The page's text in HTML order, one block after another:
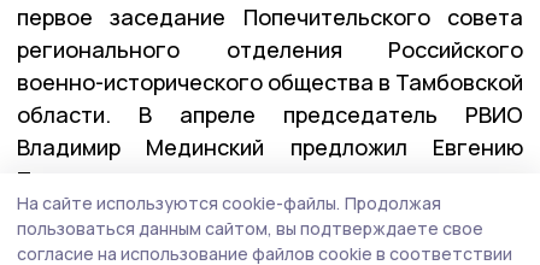
первое заседание Попечительского совета
регионального отделения Российского
военно-исторического общества в Тамбовской
области. В апреле председатель РВИО
Владимир Мединский предложил Евгению
Первышову возглавить этот совет.
На сайте используются cookie-файлы. Продолжая
пользоваться данным сайтом, вы подтверждаете свое
согласие на использование файлов cookie в соответствии